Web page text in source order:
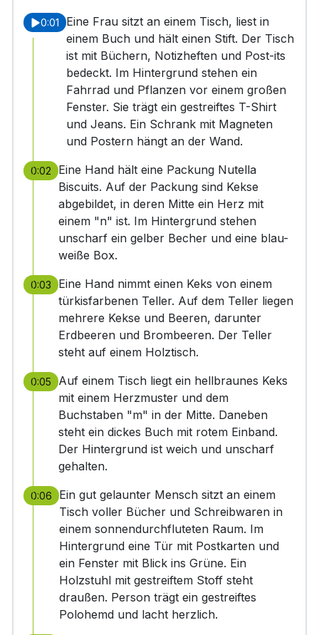
0:01
Eine Frau sitzt an einem Tisch, liest in
einem Buch und hält einen Stift. Der Tisch
ist mit Büchern, Notizheften und Post-its
bedeckt. Im Hintergrund stehen ein
Fahrrad und Pflanzen vor einem großen
Fenster. Sie trägt ein gestreiftes T-Shirt
und Jeans. Ein Schrank mit Magneten
und Postern hängt an der Wand.
0:02
Eine Hand hält eine Packung Nutella
Biscuits. Auf der Packung sind Kekse
abgebildet, in deren Mitte ein Herz mit
einem "n" ist. Im Hintergrund stehen
unscharf ein gelber Becher und eine blau-
weiße Box.
0:03
Eine Hand nimmt einen Keks von einem
türkisfarbenen Teller. Auf dem Teller liegen
mehrere Kekse und Beeren, darunter
Erdbeeren und Brombeeren. Der Teller
steht auf einem Holztisch.
0:05
Auf einem Tisch liegt ein hellbraunes Keks
mit einem Herzmuster und dem
Buchstaben "m" in der Mitte. Daneben
steht ein dickes Buch mit rotem Einband.
Der Hintergrund ist weich und unscharf
gehalten.
0:06
Ein gut gelaunter Mensch sitzt an einem
Tisch voller Bücher und Schreibwaren in
einem sonnendurchfluteten Raum. Im
Hintergrund eine Tür mit Postkarten und
ein Fenster mit Blick ins Grüne. Ein
Holzstuhl mit gestreiftem Stoff steht
draußen. Person trägt ein gestreiftes
Polohemd und lacht herzlich.